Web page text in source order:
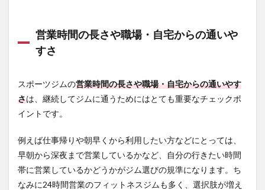
イムフ
ィット
ネス 八
店舗情
報
札幌
位：
スポ
クラ
ブ
営業時間の長さや職場・自宅からの通いや
すさ
スポーツジムの営業時間の長さや職場・自宅からの通いやす
さは、継続してジムに通うためにはとても重要なチェックポ
イントです。
例えば仕事帰りや朝早くから利用したい方などにとっては、
早朝から深夜まで営業しているかなど、自分の行きたい時間
帯に営業しているかどうかがジム選びの規準になります。ち
なみに24時間営業のフィットネスジムも多く、選択肢が増え